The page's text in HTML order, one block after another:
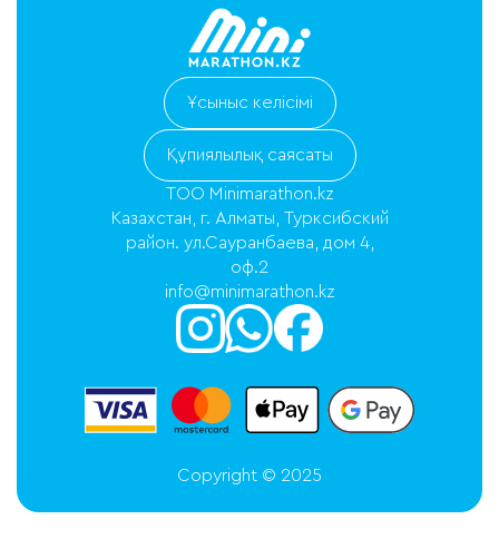
Ұсыныс келісімі
Құпиялылық саясаты
ТОО Minimarathon.kz
Казахстан, г. Алматы, Турксибский
район. ул.Сауранбаева, дом 4,
оф.2
info@minimarathon.kz
Copyright © 2025